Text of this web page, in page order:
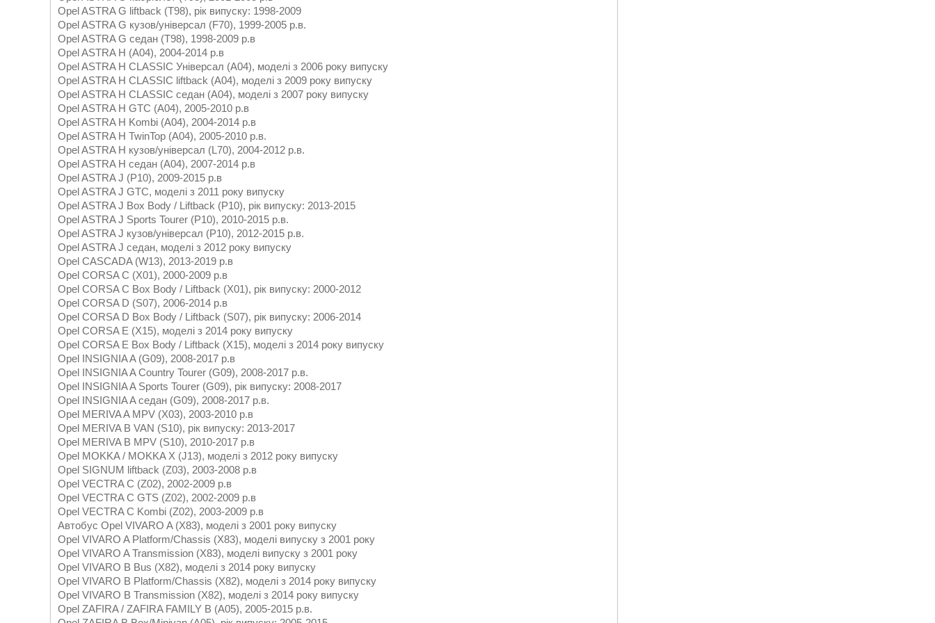
Opel ASTRA G liftback (T98), рік випуску: 1998-2009
Opel ASTRA G кузов/універсал (F70), 1999-2005 р.в.
Opel ASTRA G седан (T98), 1998-2009 р.в
Opel ASTRA H (A04), 2004-2014 р.в
Opel ASTRA H CLASSIC Універсал (A04), моделі з 2006 року випуску
Opel ASTRA H CLASSIC liftback (A04), моделі з 2009 року випуску
Opel ASTRA H CLASSIC седан (A04), моделі з 2007 року випуску
Opel ASTRA H GTC (A04), 2005-2010 р.в
Opel ASTRA H Kombi (A04), 2004-2014 р.в
Opel ASTRA H TwinTop (A04), 2005-2010 р.в.
Opel ASTRA H кузов/універсал (L70), 2004-2012 р.в.
Opel ASTRA H седан (A04), 2007-2014 р.в
Opel ASTRA J (P10), 2009-2015 р.в
Opel ASTRA J GTC, моделі з 2011 року випуску
Opel ASTRA J Box Body / Liftback (P10), рік випуску: 2013-2015
Opel ASTRA J Sports Tourer (P10), 2010-2015 р.в.
Opel ASTRA J кузов/універсал (P10), 2012-2015 р.в.
Opel ASTRA J седан, моделі з 2012 року випуску
Opel CASCADA (W13), 2013-2019 р.в
Opel CORSA C (X01), 2000-2009 р.в
Opel CORSA C Box Body / Liftback (X01), рік випуску: 2000-2012
Opel CORSA D (S07), 2006-2014 р.в
Opel CORSA D Box Body / Liftback (S07), рік випуску: 2006-2014
Opel CORSA E (X15), моделі з 2014 року випуску
Opel CORSA E Box Body / Liftback (X15), моделі з 2014 року випуску
Opel INSIGNIA A (G09), 2008-2017 р.в
Opel INSIGNIA A Country Tourer (G09), 2008-2017 р.в.
Opel INSIGNIA A Sports Tourer (G09), рік випуску: 2008-2017
Opel INSIGNIA A седан (G09), 2008-2017 р.в.
Opel MERIVA A MPV (X03), 2003-2010 р.в
Opel MERIVA B VAN (S10), рік випуску: 2013-2017
Opel MERIVA B MPV (S10), 2010-2017 р.в
Opel MOKKA / MOKKA X (J13), моделі з 2012 року випуску
Opel SIGNUM liftback (Z03), 2003-2008 р.в
Opel VECTRA C (Z02), 2002-2009 р.в
Opel VECTRA C GTS (Z02), 2002-2009 р.в
Opel VECTRA C Kombi (Z02), 2003-2009 р.в
Автобус Opel VIVARO A (X83), моделі з 2001 року випуску
Opel VIVARO A Platform/Chassis (X83), моделі випуску з 2001 року
Opel VIVARO A Transmission (X83), моделі випуску з 2001 року
Opel VIVARO B Bus (X82), моделі з 2014 року випуску
Opel VIVARO B Platform/Chassis (X82), моделі з 2014 року випуску
Opel VIVARO B Transmission (X82), моделі з 2014 року випуску
Opel ZAFIRA / ZAFIRA FAMILY B (A05), 2005-2015 р.в.